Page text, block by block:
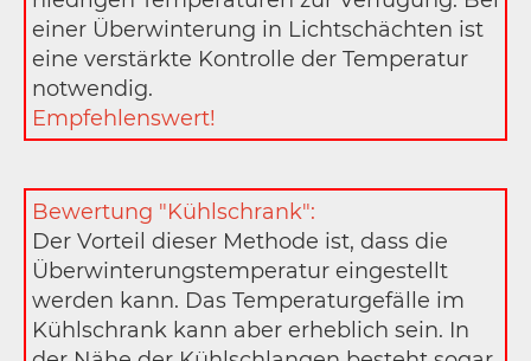
einer Überwinterung in Lichtschächten ist
eine verstärkte Kontrolle der Temperatur
notwendig.
Empfehlenswert!
Bewertung "Kühlschrank":
Der Vorteil dieser Methode ist, dass die
Überwinterungstemperatur eingestellt
werden kann. Das Temperaturgefälle im
Kühlschrank kann aber erheblich sein. In